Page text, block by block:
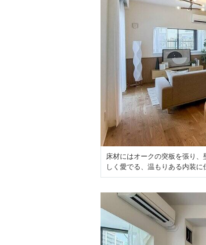
床材にはオークの突板を張り
しく愛でる、温もりある内装に